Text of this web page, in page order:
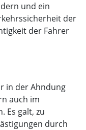
und ein
der
der Fahrer
in der Ahndung
auch im
Es galt, zu
durch